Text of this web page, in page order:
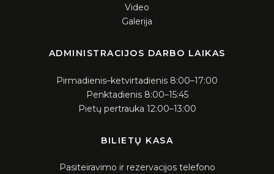
Video
Galerija
ADMINISTRACIJOS DARBO LAIKAS
Pirmadienis–ketvirtadienis 8:00–17:00
Penktadienis 8:00–15:45
Pietų pertrauka 12:00–13:00
BILIETŲ KASA
Pasiteiravimo ir rezervacijos telefono